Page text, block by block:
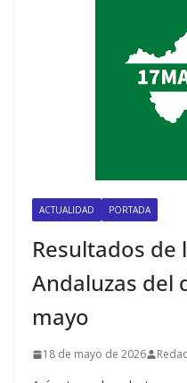
ACTUALIDAD PORTADA
Resultados de
Andaluzas del
mayo
18 de mayo de 2026